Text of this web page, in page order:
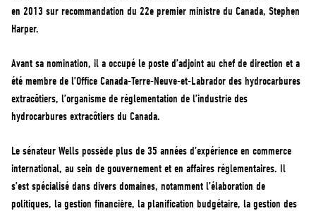
BÉNÉVOLE
BOUTIQUE
en 2013 sur recommandation du 22e premier ministre du Canada, Stephen
Harper.
Avant sa nomination, il a occupé le poste d’adjoint au chef de direction et a
été membre de l’Office Canada-Terre-Neuve-et-Labrador des hydrocarbures
extracôtiers, l’organisme de réglementation de l’industrie des
hydrocarbures extracôtiers du Canada.
Le sénateur Wells possède plus de 35 années d’expérience en commerce
international, au sein de gouvernement et en affaires réglementaires. Il
s’est spécialisé dans divers domaines, notamment l’élaboration de
politiques, la gestion financière, la planification budgétaire, la gestion des